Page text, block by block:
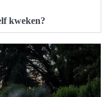
kweken?